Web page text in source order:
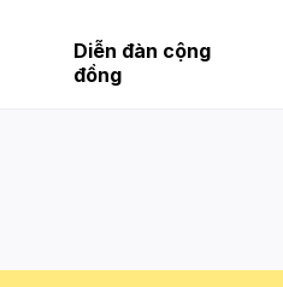
Diễn đàn cộng
đồng